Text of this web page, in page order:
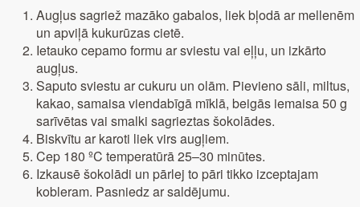
Augļus sagriež mazāko gabalos, liek bļodā ar mellenēm
un apviļā kukurūzas cietē.
Ietauko cepamo formu ar sviestu vai eļļu, un izkārto
augļus.
Saputo sviestu ar cukuru un olām. Pievieno sāli, miltus,
kakao, samaisa viendabīgā mīklā, beigās iemaisa 50 g
sarīvētas vai smalki sagrieztas šokolādes.
Biskvītu ar karoti liek virs augļiem.
Cep 180 ºC temperatūrā 25–30 minūtes.
Izkausē šokolādi un pārlej to pāri tikko izceptajam
kobleram. Pasniedz ar saldējumu.